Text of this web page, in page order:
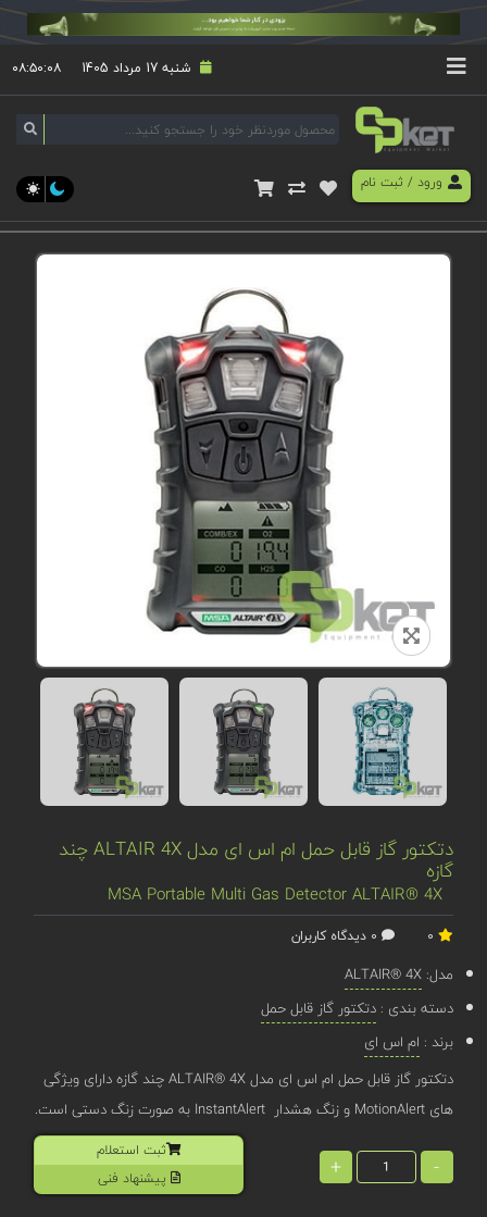
شنبه 17 مرداد 1405 ۰۸:۵۰:۰۹
ورود/ ثبت نام
دتکتور گاز قابل حمل ام اس ای مدل ALTAIR 4X چند
گازه
MSA Portable Multi Gas Detector ALTAIR® 4X
مدل:ALTAIR® 4X
دسته بندی :دتکتور گاز قابل حمل
برند : ام اس ای
دتکتور گاز قابل حمل ام اس ای مدل ALTAIR® 4X چند گازه دارای ویژگی
های MotionAlert و زنگ هشدار InstantAlert به صورت زنگ دستی است.
-
+
ثبت استعلام
پیشنهاد فنی